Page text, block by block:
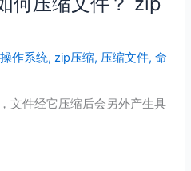
作系统,zip压缩, 压缩文件,命
文件经它压缩后会另外产生具